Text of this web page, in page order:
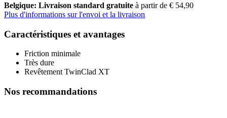
Belgique: Livraison standard gratuite à partir de € 54,90
Plus d'informations sur l'envoi et la livraison
Caractéristiques et avantages
Friction minimale
Très dure
Revêtement TwinClad XT
Nos recommandations